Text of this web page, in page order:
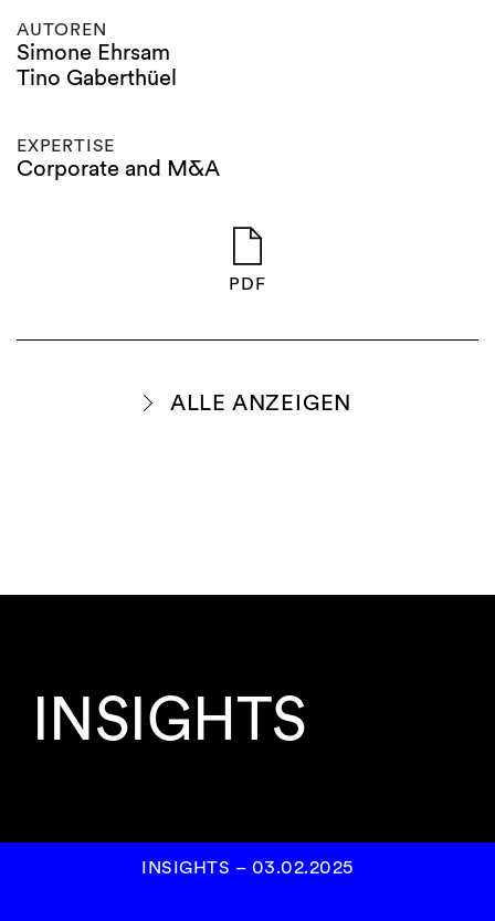
AUTOREN
Simone Ehrsam
Tino Gaberthüel
EXPERTISE
Corporate and M&A
PDF
ALLE ANZEIGEN
INSIGHTS
INSIGHTS – 03.02.2025